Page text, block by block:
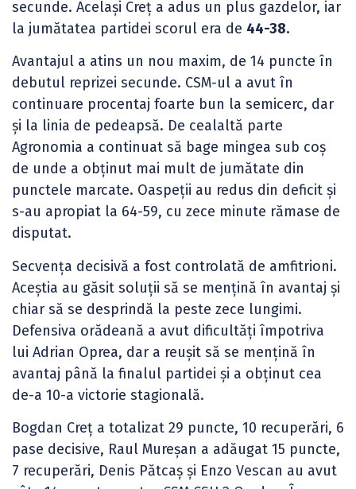
secunde. Același Creț a adus un plus gazdelor, iar
la jumătatea partidei scorul era de 44-38.
Avantajul a atins un nou maxim, de 14 puncte în
debutul reprizei secunde. CSM-ul a avut în
continuare procentaj foarte bun la semicerc, dar
și la linia de pedeapsă. De cealaltă parte
Agronomia a continuat să bage mingea sub coș
de unde a obținut mai mult de jumătate din
punctele marcate. Oaspeții au redus din deficit și
s-au apropiat la 64-59, cu zece minute rămase de
disputat.
Secvența decisivă a fost controlată de amfitrioni.
Aceștia au găsit soluții să se mențină în avantaj și
chiar să se desprindă la peste zece lungimi.
Defensiva orădeană a avut dificultăți împotriva
lui Adrian Oprea, dar a reușit să se mențină în
avantaj până la finalul partidei și a obținut cea
de-a 10-a victorie stagională.
Bogdan Creț a totalizat 29 puncte, 10 recuperări, 6
pase decisive, Raul Mureșan a adăugat 15 puncte,
7 recuperări, Denis Pătcaș și Enzo Vescan au avut